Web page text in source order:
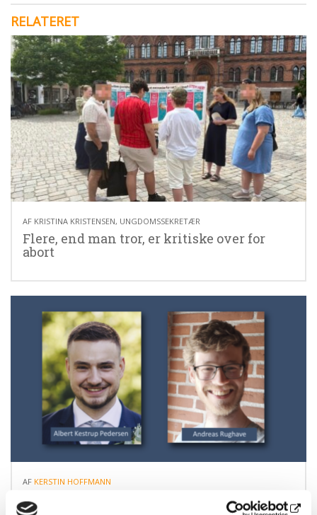
RELATERET
AF KRISTINA KRISTENSEN, UNGDOMSSEKRETÆR
Flere, end man tror, er kritiske over for
abort
AF KERSTIN HOFFMANN
Retten til Livs ungdomsarbejde vokser